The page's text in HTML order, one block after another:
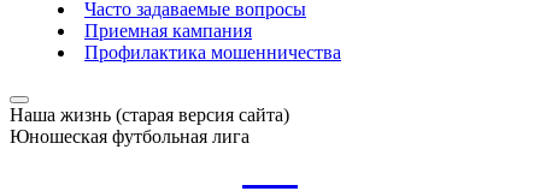
Часто задаваемые вопросы
Приемная кампания
Профилактика мошенничества
Наша жизнь (старая версия сайта)
Юношеская футбольная лига